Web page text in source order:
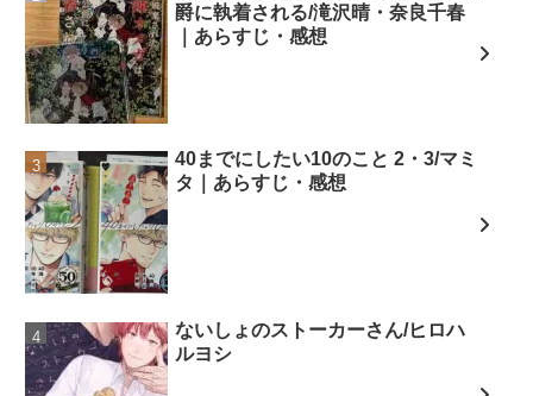
爵に執着される/滝沢晴・奈良千春
｜あらすじ・感想
40までにしたい10のこと 2・3/マミ
タ｜あらすじ・感想
ないしょのストーカーさん/ヒロハ
ルヨシ